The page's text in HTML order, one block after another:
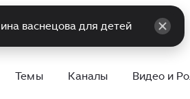
Темы Каналы Видео и